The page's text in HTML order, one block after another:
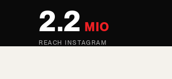
2.2 MIO
REACH INSTAGRAM